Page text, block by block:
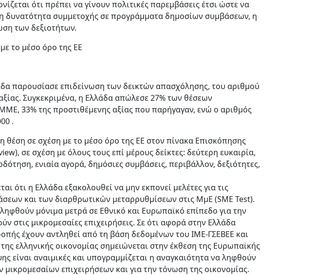
ότι πρέπει να γίνουν πολιτικές παρεμβάσεις έτσι ώστε να
δυνατότητα συμμετοχής σε προγράμματα δημοσίων συμβάσεων, η
των δεξιοτήτων.
το μέσο όρο της ΕΕ
παρουσίασε επιδείνωση των δεικτών απασχόλησης, του αριθμού
Συγκεκριμένα, η Ελλάδα απώλεσε 27% των θέσεων
33% της προστιθέμενης αξίας που παρήγαγαν, ενώ ο αριθμός
.
θέση σε σχέση με το μέσο όρο της ΕΕ στον πίνακα Επισκόπησης
σε σχέση με όλους τους επί μέρους δείκτες: δεύτερη ευκαιρία,
ενιαία αγορά, δημόσιες συμβάσεις, περιβάλλον, δεξιότητες,
ότι η Ελλάδα εξακολουθεί να μην εκπονεί μελέτες για τις
και των διαρθρωτικών μεταρρυθμίσεων στις ΜμΕ (SME Test).
μόνιμα μετρά σε Εθνικό και Ευρωπαϊκό επίπεδο για την
στις μικρομεσαίες επιχειρήσεις. Σε ότι αφορά στην Ελλάδα
έχουν αντληθεί από τη βάση δεδομένων του ΙΜΕ-ΓΣΕΒΕΕ και
ελληνικής οικονομίας σημειώνεται στην έκθεση της Ευρωπαϊκής
είναι αναιμικές και υπογραμμίζεται η αναγκαιότητα να ληφθούν
επιχειρήσεων και για την τόνωση της οικονομίας.